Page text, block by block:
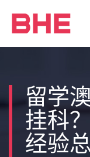
留学
挂科
经验总